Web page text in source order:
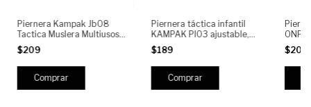
Piernera Kampak Jb08
Tactica Muslera Multiusos
Airsoft
$209
Piernera táctica infantil
KAMPAK PI03 ajustable,
bolsa multifuncional para
niño resistente y ligera
$189
ONP12
$209